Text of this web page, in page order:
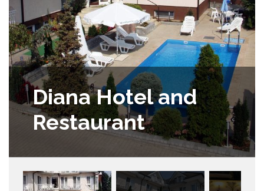
Diana Hotel and
Restaurant